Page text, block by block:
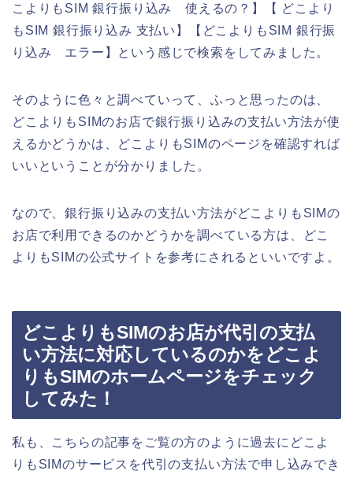
こよりもSIM 銀行振り込み 使えるの？】【 どこより
もSIM 銀行振り込み 支払い】【どこよりもSIM 銀行振
り込み エラー】という感じで検索をしてみました。
そのように色々と調べていって、ふっと思ったのは、
どこよりもSIMのお店で銀行振り込みの支払い方法が使
えるかどうかは、どこよりもSIMのページを確認すれば
いいということが分かりました。
なので、銀行振り込みの支払い方法がどこよりもSIMの
お店で利用できるのかどうかを調べている方は、どこ
よりもSIMの公式サイトを参考にされるといいですよ。
どこよりもSIMのお店が代引の支払
い方法に対応しているのかをどこよ
りもSIMのホームページをチェック
してみた！
私も、こちらの記事をご覧の方のように過去にどこよ
りもSIMのサービスを代引の支払い方法で申し込みでき